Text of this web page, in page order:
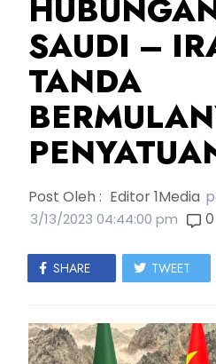
SAUDI –
TANDA
Post Oleh : Editor 1Media
3/13/2023 04:44:00 pm 0
SHARE TWEET